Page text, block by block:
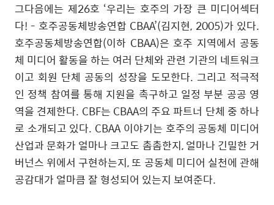
그다음에는 제26호 ‘우리는 호주의 가장 큰 미디어섹터
다! - 호주공동체방송연합 CBAA’(김지현, 2005)가 있다.
호주공동체방송연합(이하 CBAA)은 호주 지역에서 공동
체 미디어 활동을 하는 여러 단체와 관련 기관의 네트워크
이고 회원 단체 공동의 성장을 도모한다. 그리고 적극적
인 정책 참여를 통해 지원을 촉구하고 일정 부분 공공 영
역을 견제한다. CBF는 CBAA의 주요 파트너 단체 중 하나
로 소개되고 있다. CBAA 이야기는 호주의 공동체 미디어
산업과 문화가 얼마나 크고도 촘촘한지,얼마나 긴밀한 거
버넌스 위에서 구현하는지,또 공동체 미디어 실천에 관해
공감대가 얼마큼 잘 형성되어 있는지 보여준다.